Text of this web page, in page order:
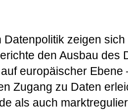
Datenpolitik zeigen
den Ausbau des
europäischer
Zugang zu Daten
als auch